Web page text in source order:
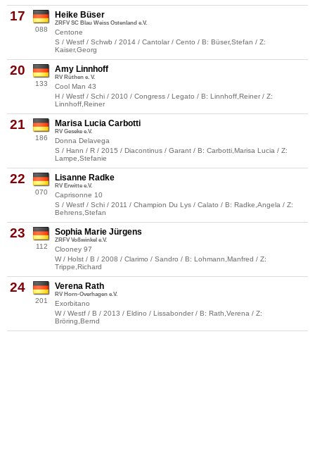
17
088
Heike Büser
ZRFV SC Blau Weiss Ostenland e.V.
Centone
S / Westf / Schwb / 2014 / Cantolar / Cento / B: Büser,Stefan / Z:
Kaiser,Georg
20
133
Amy Linnhoff
RV Rüthen e. V.
Cool Man 43
H / Westf / Schi / 2010 / Congress / Legato / B: Linnhoff,Reiner / Z:
Linnhoff,Reiner
21
186
Marisa Lucia Carbotti
RV Geseke e.V.
Donna Delavega
S / Hann / R / 2015 / Diacontinus / Garant / B: Carbotti,Marisa Lucia / Z:
Lampe,Stefanie
22
070
Lisanne Radke
RV Erwitte e.V.
Caprisonne 10
S / Westf / Schi / 2011 / Champion Du Lys / Calato / B: Radke,Angela / Z:
Behrens,Stefan
23
112
Sophia Marie Jürgens
ZRFV Voßwinkel e.V.
Clooney 97
W / Holst / B / 2008 / Clarimo / Sandro / B: Lohmann,Manfred / Z:
Trippe,Richard
24
201
Verena Rath
RV Horn-Overhagen e.V.
Exorbitano
W / Westf / B / 2013 / Eldino / Lissabonder / B: Rath,Verena / Z:
Bröring,Bernd